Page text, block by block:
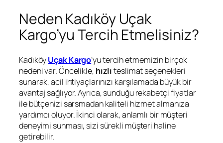
Neden Kadıköy Uçak
Kargo’yu Tercih Etmelisiniz?
KadıköyUçak Kargo‘yu tercih etmemizin birçok
nedeni var. Öncelikle, hızlıteslimat seçenekleri
sunarak, acil ihtiyaçlarınızı karşılamada büyük bir
avantaj sağlıyor. Ayrıca, sunduğu rekabetçi fiyatlar
ile bütçenizi sarsmadan kaliteli hizmet almanıza
yardımcı oluyor. İkinci olarak, anlamlı bir müşteri
deneyimi sunması, sizi sürekli müşteri haline
getirebilir.